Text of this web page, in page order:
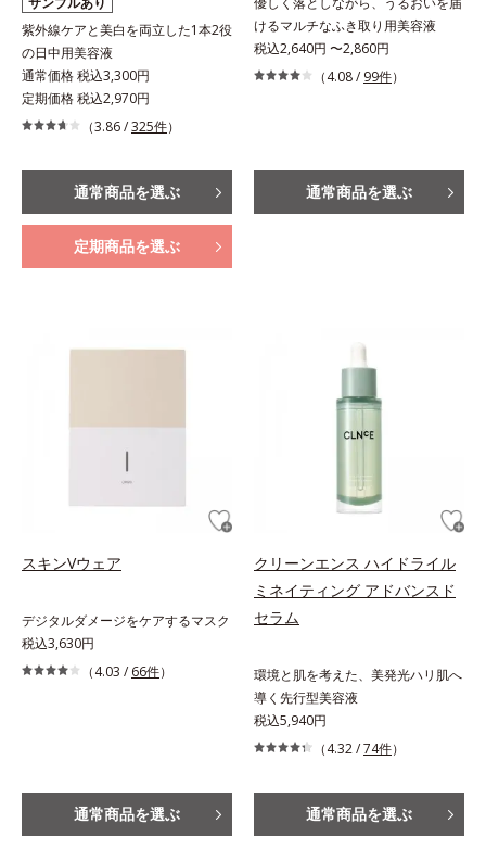
紫外線ケアと美白を両立した1本2役
の日中用美容液
通常価格 税込3,300円
定期価格 税込2,970円
（3.86 /325件）
通常商品を選ぶ
定期商品を選ぶ
けるマルチなふき取り用美容液
税込2,640円 〜2,860円
（4.08 / 99件）
通常商品を選ぶ
スキンVウェア
デジタルダメージをケアするマスク
税込3,630円
（4.03 / 66件）
通常商品を選ぶ
クリーンエンス ハイドライル
ミネイティング アドバンスド
セラム
環境と肌を考えた、美発光ハリ肌へ
導く先行型美容液
税込5,940円
（4.32 /74件）
通常商品を選ぶ